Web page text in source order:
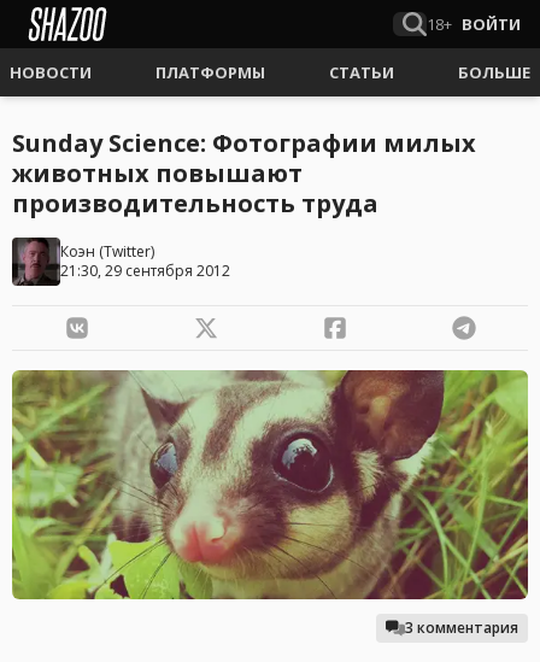
18+ ВОЙТИ
НОВОСТИ ПЛАТФОРМЫ СТАТЬИ БОЛЬШЕ
Sunday Science: Фотографии милых
животных повышают
производительность труда
Коэн (Twitter)
21:30, 29 сентября 2012
3 комментария